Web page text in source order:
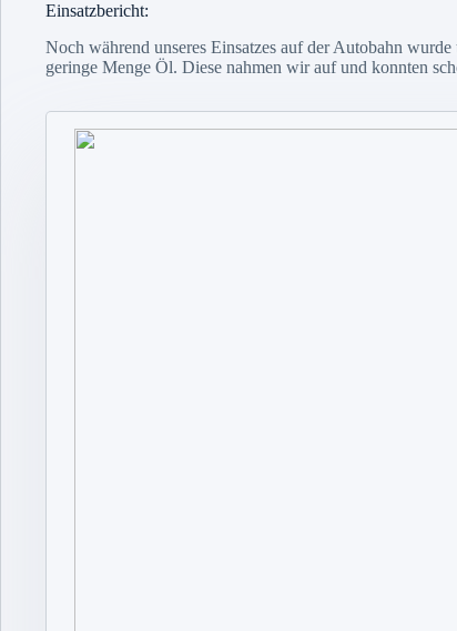
Einsatzbericht:
Noch während unseres Einsatzes auf der Autobahn
geringe Menge Öl. Diese nahmen wir auf und konnten